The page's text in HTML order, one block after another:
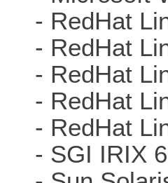
- RedHat
- RedHat
- RedHat
- RedHat
- RedHat
- SGI IRIX